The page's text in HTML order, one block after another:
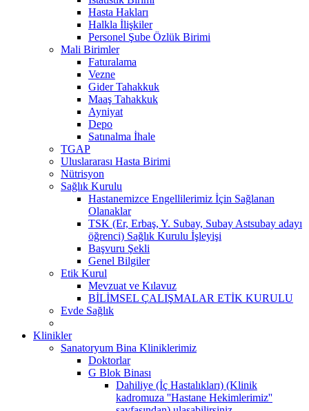
Hasta Hakları
Halkla İlişkiler
Personel Şube Özlük Birimi
Mali Birimler
Faturalama
Vezne
Gider Tahakkuk
Maaş Tahakkuk
Ayniyat
Depo
Satınalma İhale
TGAP
Uluslararası Hasta Birimi
Nütrisyon
Sağlık Kurulu
Hastanemizce Engellilerimiz İçin Sağlanan
Olanaklar
TSK (Er, Erbaş, Y. Subay, Subay Astsubay adayı
öğrenci) Sağlık Kurulu İşleyişi
Başvuru Şekli
Genel Bilgiler
Etik Kurul
Mevzuat ve Kılavuz
BİLİMSEL ÇALIŞMALAR ETİK KURULU
Evde Sağlık
Klinikler
Sanatoryum Bina Kliniklerimiz
Doktorlar
G Blok Binası
Dahiliye (İç Hastalıkları) (Klinik
kadromuza ''Hastane Hekimlerimiz''